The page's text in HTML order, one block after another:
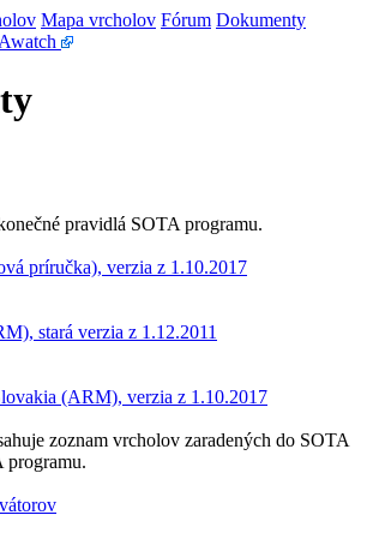
Mapa vrcholov Fórum Dokumenty
pravidlá SOTA programu.
príručka), verzia z 1.10.2017
stará verzia z 1.12.2011
(ARM), verzia z 1.10.2017
zoznam vrcholov zaradených do SOTA
programu.